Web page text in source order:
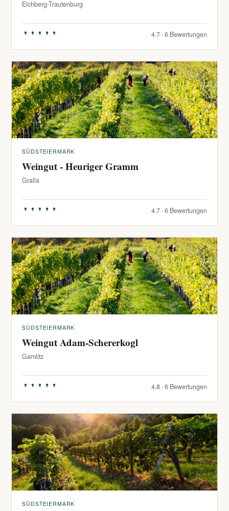
Eichberg-Trautenburg
4.7 · 6 Bewertungen
SÜDSTEIERMARK
Weingut - Heuriger Gramm
Gralla
4.7 · 6 Bewertungen
SÜDSTEIERMARK
Weingut Adam-Schererkogl
Gamlitz
4.8 · 6 Bewertungen
SÜDSTEIERMARK